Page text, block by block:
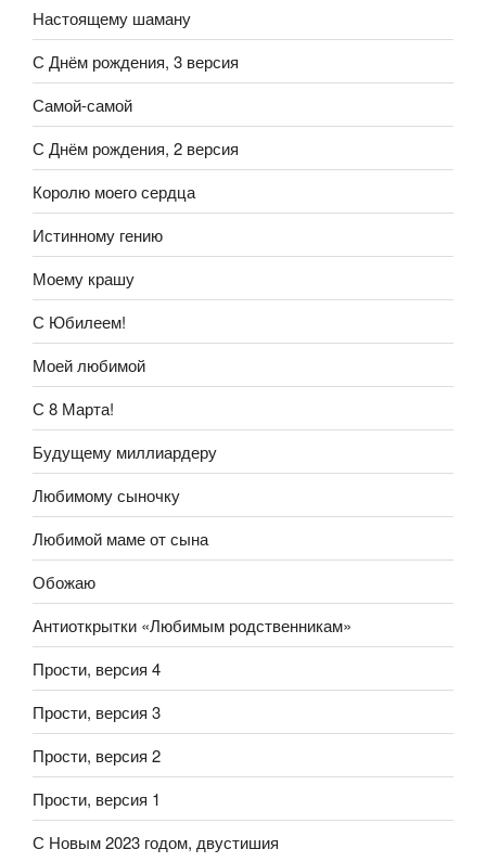
Настоящему шаману
С Днём рождения, 3 версия
Самой-самой
С Днём рождения, 2 версия
Королю моего сердца
Истинному гению
Моему крашу
С Юбилеем!
Моей любимой
С 8 Марта!
Будущему миллиардеру
Любимому сыночку
Любимой маме от сына
Обожаю
Антиоткрытки «Любимым родственникам»
Прости, версия 4
Прости, версия 3
Прости, версия 2
Прости, версия 1
С Новым 2023 годом, двустишия